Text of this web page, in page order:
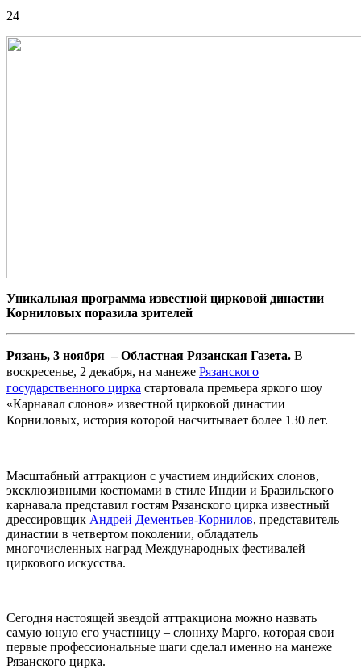
24
Уникальная программа известной цирковой династии
Корниловых поразила зрителей
Рязань, 3 ноября – Областная Рязанская Газета. В
воскресенье, 2 декабря, на манеже Рязанского
государственного цирка стартовала премьера яркого шоу
«Карнавал слонов» известной цирковой династии
Корниловых, история которой насчитывает более 130 лет.
Масштабный аттракцион с участием индийских слонов,
эксклюзивными костюмами в стиле Индии и Бразильского
карнавала представил гостям Рязанского цирка известный
дрессировщик Андрей Дементьев-Корнилов, представитель
династии в четвертом поколении, обладатель
многочисленных наград Международных фестивалей
циркового искусства.
Сегодня настоящей звездой аттракциона можно назвать
самую юную его участницу – слониху Марго, которая свои
первые профессиональные шаги сделал именно на манеже
Рязанского цирка.